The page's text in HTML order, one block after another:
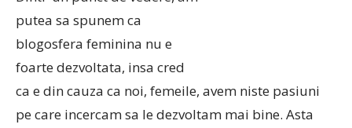
putea sa spunem ca
blogosfera feminina nu e
foarte dezvoltata, insa cred
ca e din cauza ca noi, femeile, avem niste pasiuni
pe care incercam sa le dezvoltam mai bine. Asta